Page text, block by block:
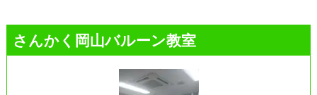
さんかく岡山バルーン教室